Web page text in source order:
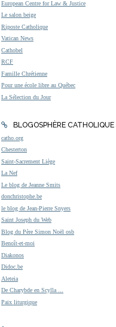
European Centre for Law & Justice
Le salon beige
Riposte Catholique
Vatican News
Cathobel
RCF
Famille Chrétienne
Pour une école libre au Québec
La Sélection du Jour
BLOGOSPHÈRE CATHOLIQUE
catho.org
Chesterton
Saint-Sacrement Liège
La Nef
Le blog de Jeanne Smits
donchristophe.be
le blog de Jean-Pierre Snyers
Saint Joseph du Web
Blog du Père Simon Noël osb
Benoît-et-moi
Diakonos
Didoc.be
Aleteia
De Charybde en Scylla ...
Paix liturgique